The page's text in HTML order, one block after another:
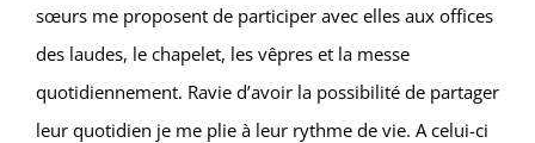
sœurs me proposent de participer avec elles aux offices
des laudes, le chapelet, les vêpres et la messe
quotidiennement. Ravie d’avoir la possibilité de partager
leur quotidien je me plie à leur rythme de vie. A celui-ci